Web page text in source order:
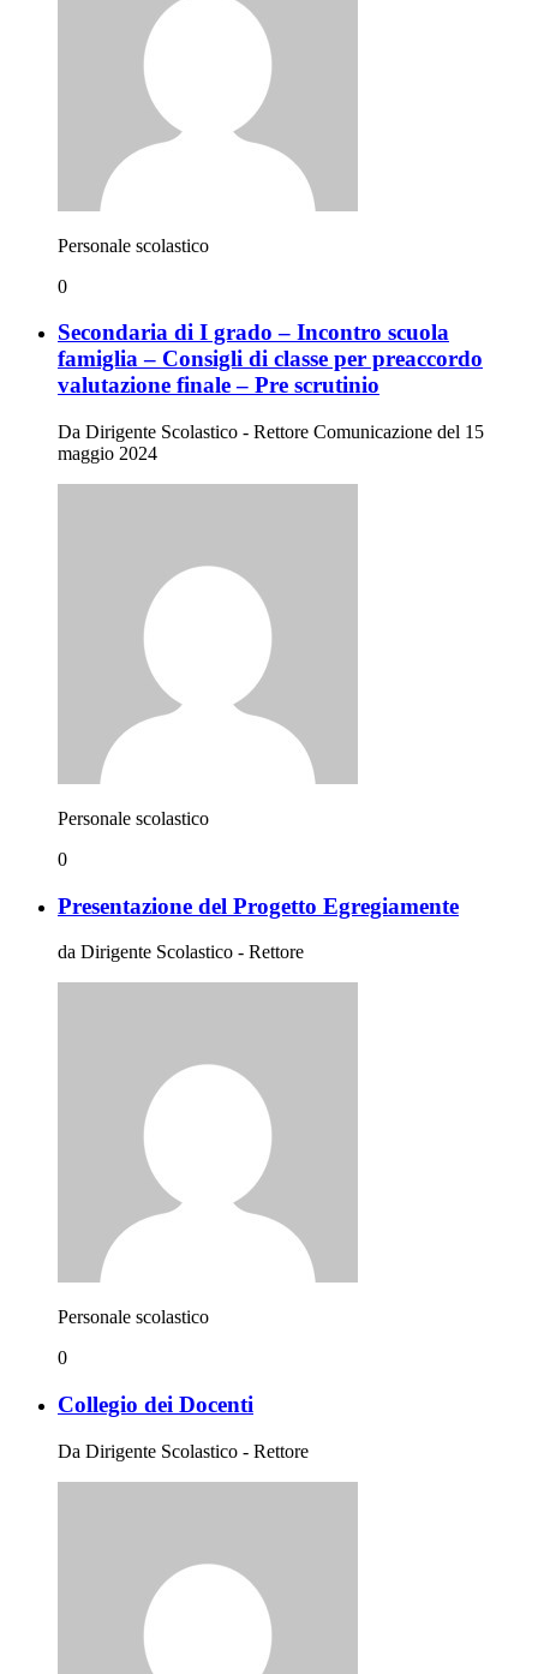
Personale scolastico
0
Secondaria di I grado – Incontro scuola
famiglia – Consigli di classe per preaccordo
valutazione finale – Pre scrutinio
Da Dirigente Scolastico - Rettore Comunicazione del 15
maggio 2024
Personale scolastico
0
Presentazione del Progetto Egregiamente
da Dirigente Scolastico - Rettore
Personale scolastico
0
Collegio dei Docenti
Da Dirigente Scolastico - Rettore